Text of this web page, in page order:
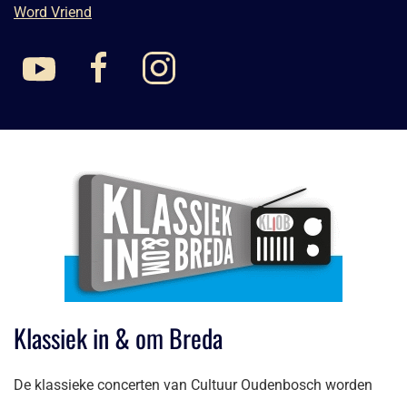
Word Vriend
Klassiek in & om Breda
De klassieke concerten van Cultuur Oudenbosch worden